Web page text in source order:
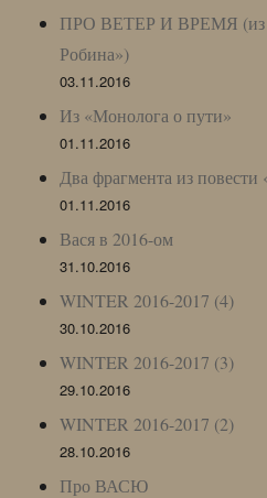
ПРО ВЕТЕР И ВРЕМЯ (из
Робина»)
03.11.2016
Из «Монолога о пути»
01.11.2016
Два фрагмента из
01.11.2016
Вася в 2016-ом
31.10.2016
WINTER 2016-2017 (4)
30.10.2016
WINTER 2016-2017 (3)
29.10.2016
WINTER 2016-2017 (2)
28.10.2016
Про ВАСЮ